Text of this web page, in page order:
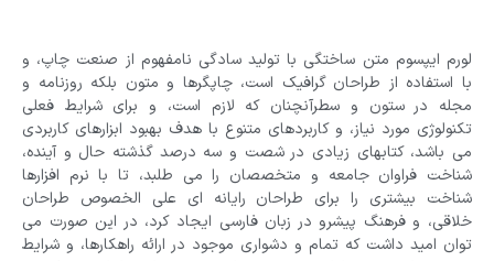
لورم ایپسوم متن ساختگی با تولید سادگی نامفهوم از صنعت چاپ، و
با استفاده از طراحان گرافیک است، چاپگرها و متون بلکه روزنامه و
مجله در ستون و سطرآنچنان که لازم است، و برای شرایط فعلی
تکنولوژی مورد نیاز، و کاربردهای متنوع با هدف بهبود ابزارهای کاربردی
می باشد، کتابهای زیادی در شصت و سه درصد گذشته حال و آینده،
شناخت فراوان جامعه و متخصصان را می طلبد، تا با نرم افزارها
شناخت بیشتری را برای طراحان رایانه ای علی الخصوص طراحان
خلاقی، و فرهنگ پیشرو در زبان فارسی ایجاد کرد، در این صورت می
توان امید داشت که تمام و دشواری موجود در ارائه راهکارها، و شرایط